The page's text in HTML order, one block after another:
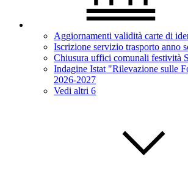
Aggiornamenti validità carte di
Iscrizione servizio trasporto anno
Chiusura uffici comunali festività
Indagine Istat "Rilevazione sulle
2026-2027
Vedi altri 6